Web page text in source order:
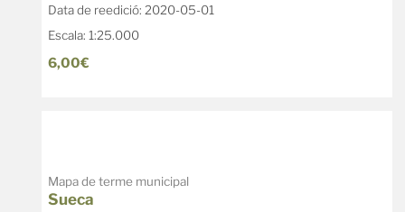
Data de reedició: 2020-05-01
Escala: 1:25.000
6,00€
Mapa de terme municipal
Sueca